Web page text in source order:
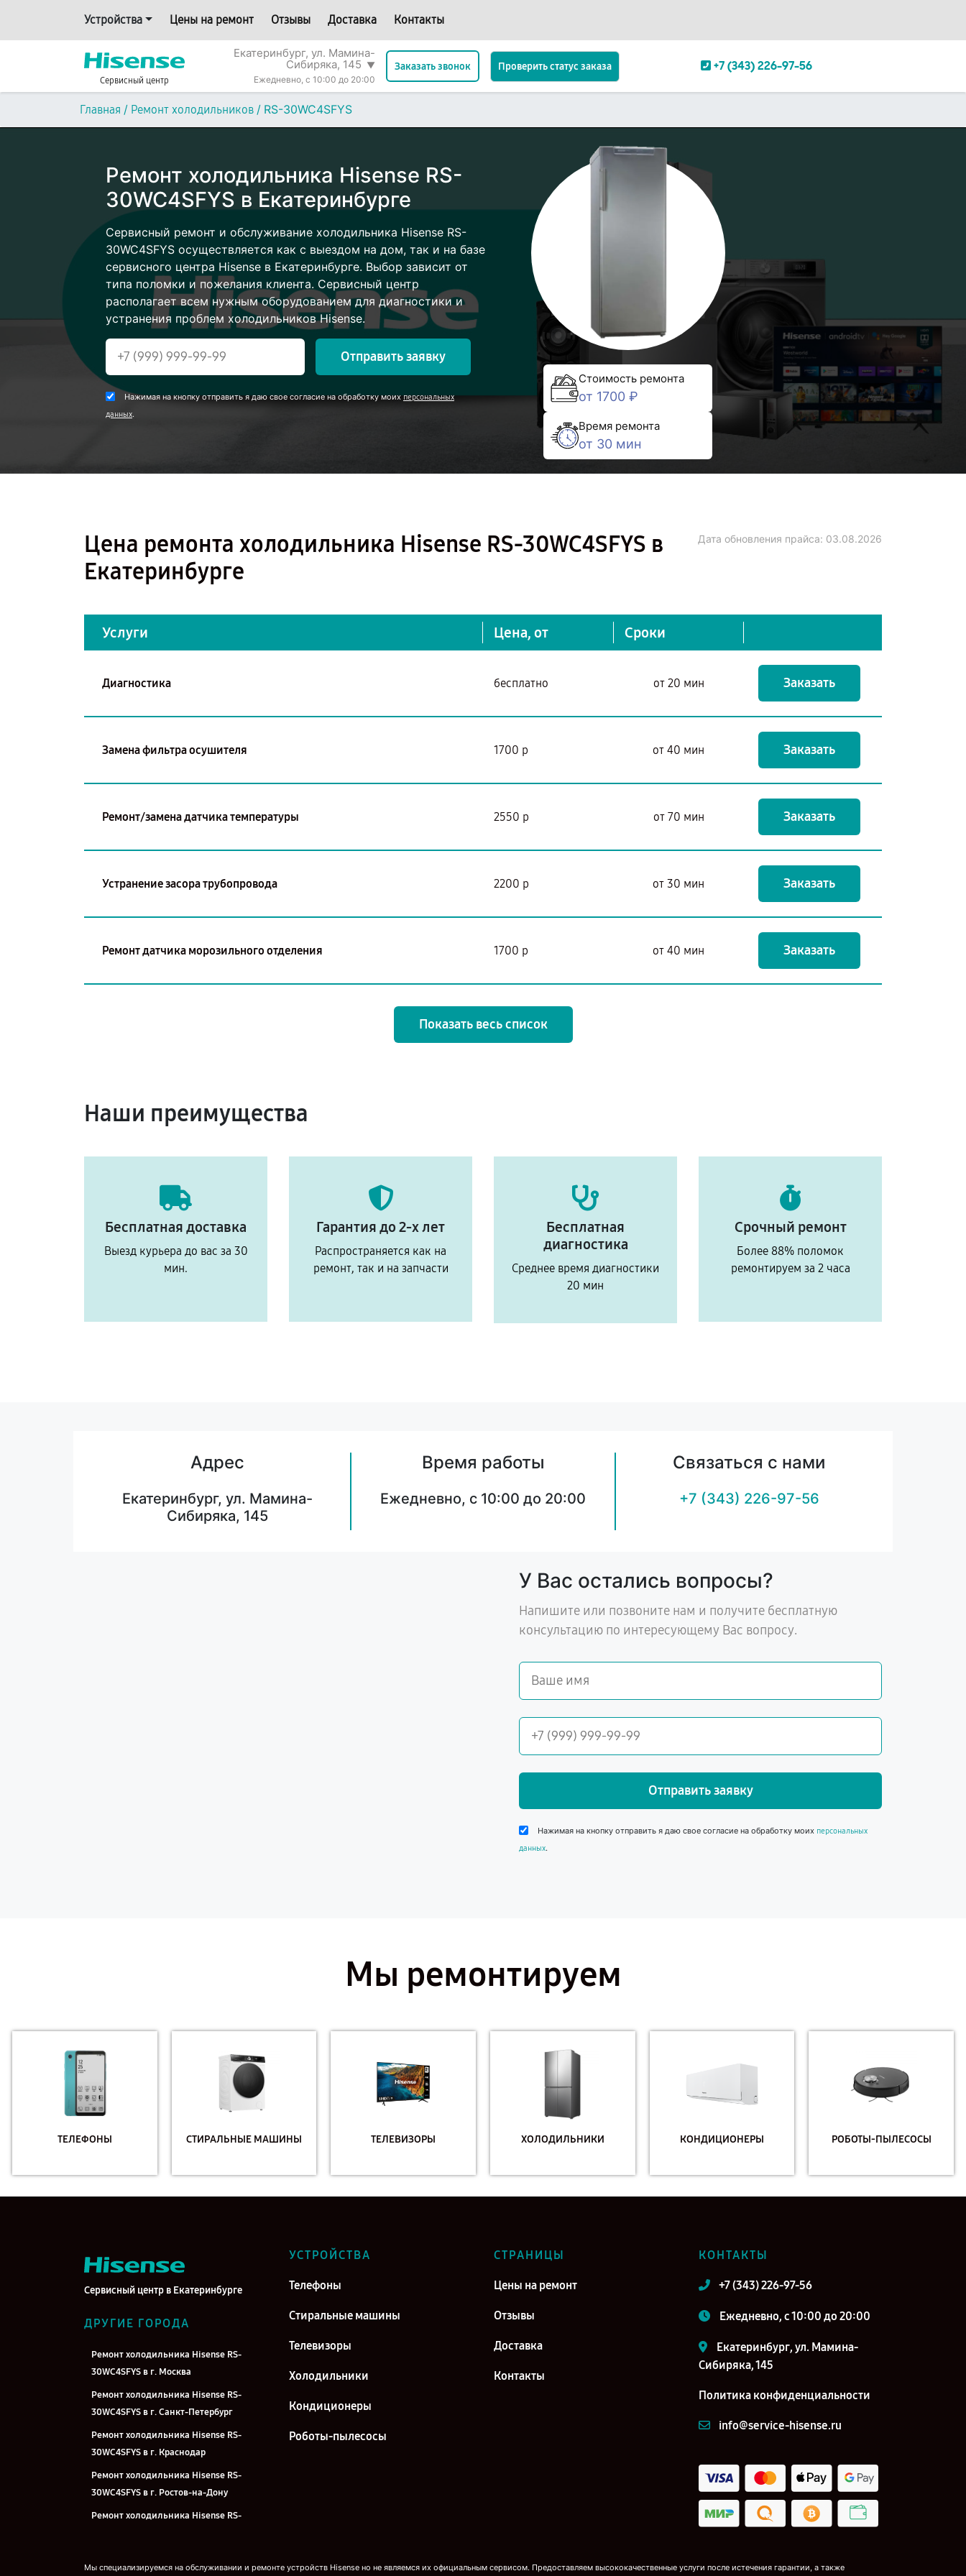
Устройства Цены на ремонт Отзывы Доставка Контакты
Сервисный центр
Екатеринбург, ул. Мамина-
Сибиряка, 145 ▼
Ежедневно, с 10:00 до 20:00
Заказать звонок Проверить статус заказа +7 (343) 226-97-56
Главная / Ремонт холодильников / RS-30WC4SFYS
Ремонт холодильника Hisense RS-
30WC4SFYS в Екатеринбурге
Сервисный ремонт и обслуживание холодильника Hisense RS-
30WC4SFYS осуществляется как с выездом на дом, так и на базе
сервисного центра Hisense в Екатеринбурге. Выбор зависит от
типа поломки и пожелания клиента. Сервисный центр
располагает всем нужным оборудованием для диагностики и
устранения проблем холодильников Hisense.
Отправить заявку
Нажимая на кнопку отправить я даю свое согласие на обработку моихперсональных
данных.
Стоимость ремонта
от 1700 ₽
Время ремонта
от 30 мин
Цена ремонта холодильника Hisense RS-30WC4SFYS в
Екатеринбурге
Дата обновления прайса: 03.08.2026
Услуги Цена, от Сроки
Диагностика бесплатно от 20 мин Заказать
Замена фильтра осушителя 1700 р от 40 мин Заказать
Ремонт/замена датчика температуры 2550 р от 70 мин Заказать
Устранение засора трубопровода 2200 р от 30 мин Заказать
Ремонт датчика морозильного отделения 1700 р от 40 мин Заказать
Показать весь список
Наши преимущества
Бесплатная доставка
Выезд курьера до вас за 30
мин.
Гарантия до 2-х лет
Распространяется как на
ремонт, так и на запчасти
Бесплатная
диагностика
Среднее время диагностики
20 мин
Срочный ремонт
Более 88% поломок
ремонтируем за 2 часа
Адрес
Екатеринбург, ул. Мамина-
Сибиряка, 145
Время работы
Ежедневно, с 10:00 до 20:00
Связаться с нами
+7 (343) 226-97-56
У Вас остались вопросы?
Напишите или позвоните нам и получите бесплатную
консультацию по интересующему Вас вопросу.
Отправить заявку
Нажимая на кнопку отправить я даю свое согласие на обработку моих персональных
данных.
Мы ремонтируем
ТЕЛЕФОНЫ СТИРАЛЬНЫЕ МАШИНЫ ТЕЛЕВИЗОРЫ ХОЛОДИЛЬНИКИ КОНДИЦИОНЕРЫ РОБОТЫ-ПЫЛЕСОСЫ
Сервисный центр в Екатеринбурге
ДРУГИЕ ГОРОДА
Ремонт холодильника Hisense RS-
30WC4SFYS в г. Москва
Ремонт холодильника Hisense RS-
30WC4SFYS в г. Санкт-Петербург
Ремонт холодильника Hisense RS-
30WC4SFYS в г. Краснодар
Ремонт холодильника Hisense RS-
30WC4SFYS в г. Ростов-на-Дону
Ремонт холодильника Hisense RS-
30WC4SFYS в г. Новосибирск
УСТРОЙСТВА
Телефоны
Стиральные машины
Телевизоры
Холодильники
Кондиционеры
Роботы-пылесосы
СТРАНИЦЫ
Цены на ремонт
Отзывы
Доставка
Контакты
КОНТАКТЫ
+7 (343) 226-97-56
Ежедневно, с 10:00 до 20:00
Екатеринбург, ул. Мамина-
Сибиряка, 145
Политика конфиденциальности
info@service-hisense.ru
Мы специализируемся на обслуживании и ремонте устройств Hisense но не являемся их официальным сервисом. Предоставляем высококачественные услуги после истечения гарантии, а также